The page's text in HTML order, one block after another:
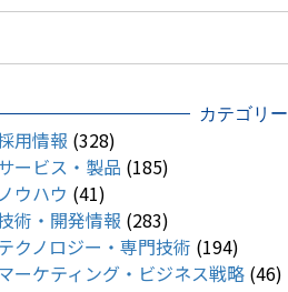
カテゴリー
用情報 (328)
ービス・製品 (185)
ウハウ (41)
術・開発情報 (283)
クノロジー・専門技術 (194)
ーケティング・ビジネス戦略 (46)